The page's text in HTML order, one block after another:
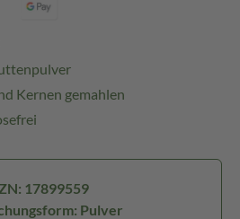
Kernen gemahlen
17899559
Pulver